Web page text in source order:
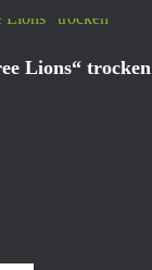
Lions“ trocken